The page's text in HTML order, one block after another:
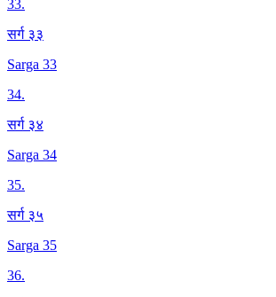
33.
सर्ग ३३
Sarga 33
34.
सर्ग ३४
Sarga 34
35.
सर्ग ३५
Sarga 35
36.